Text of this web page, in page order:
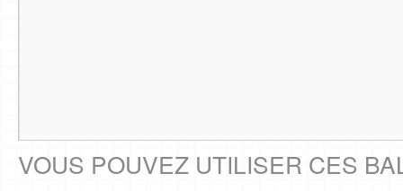
VOUS POUVEZ UTILISER CES